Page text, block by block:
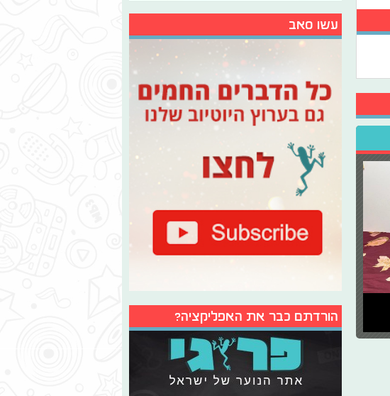
עשו סאב
הורדתם כבר את האפליקציה?